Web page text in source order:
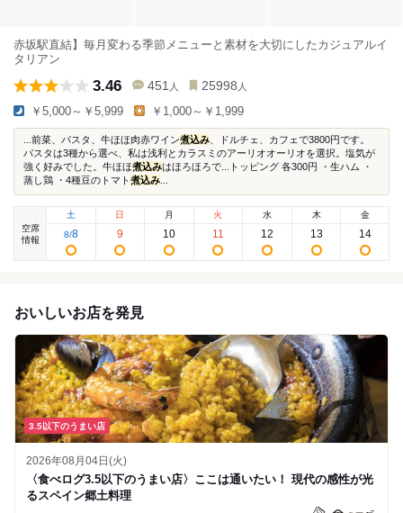
赤坂駅直結】毎月変わる季節メニューと素材を大切にしたカジュアルイ
タリアン
3.46 451 人 25998 人
￥5,000～￥5,999 ￥1,000～￥1,999
...前菜、パスタ、牛ほほ肉赤ワイン煮込み 、ドルチェ、カフェで3800円です。
パスタは3種から選べ、私は浅利とカラスミのアーリオオーリオを選択。塩気が
強く好みでした。牛ほほ煮込みはほろほろで...トッピング 各300円 ・生ハム ・
蒸し鶏 ・4種豆のトマト煮込み
空席
情報
土
8/8
日
9
月
10
火
11
水
12
木
13
金
14
おいしいお店を発見
3.5以下のうまい店
2026年08月04日(火)
〈食べログ3.5以下のうまい店〉ここは通いたい！ 現代の感性が光
るスペイン郷土料理